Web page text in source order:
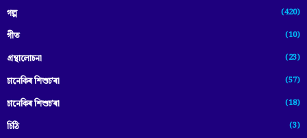
গল্প (420)
গীত (10)
গ্ৰন্থালোচনা (23)
চানেকিৰ শিশুচ'ৰা (57)
চানেকিৰ শিশুচ’ৰা (18)
চিঠি (3)